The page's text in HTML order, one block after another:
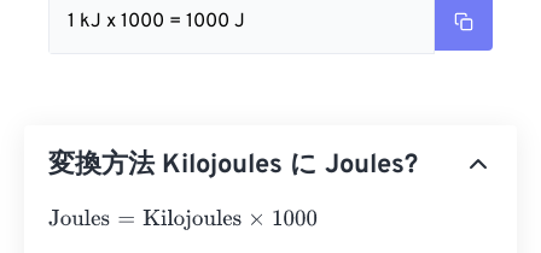
1 kJ x 1000 = 1000 J
変換方法 Kilojoules に Joules?
Joules= Kilojoules×1000